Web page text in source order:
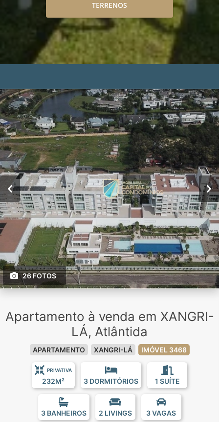
TERRENOS
26 FOTOS
Apartamento à venda em XANGRI-
LÁ, Atlântida
APARTAMENTO XANGRI-LÁ IMÓVEL 3468
PRIVATIVA
232M² 3 DORMITÓRIOS 1 SUÍTE
3 BANHEIROS 2 LIVINGS 3 VAGAS